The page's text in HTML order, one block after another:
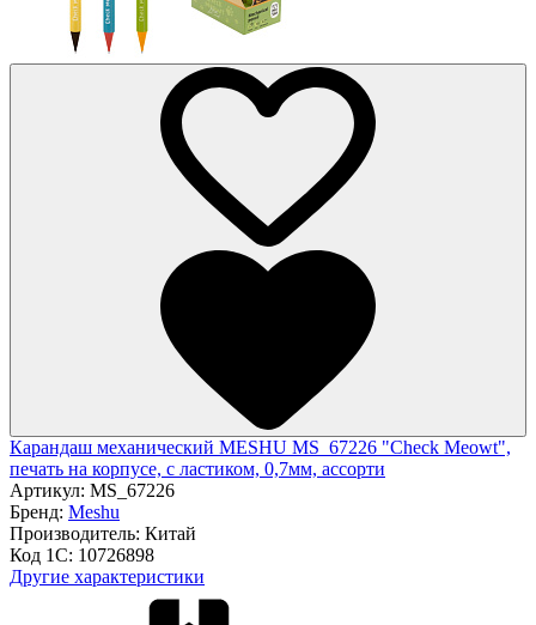
Карандаш механический MESHU MS_67226 "Check Meowt",
печать на корпусе, с ластиком, 0,7мм, ассорти
Артикул: MS_67226
Бренд: Meshu
Производитель: Китай
Код 1С: 10726898
Другие характеристики